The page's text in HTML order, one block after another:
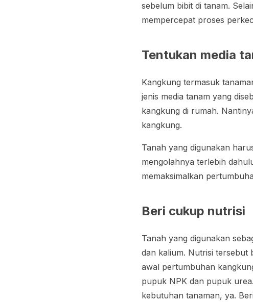
sebelum bibit di tanam.
mempercepat proses
Tentukan media
Kangkung termasuk
jenis media tanam yang
kangkung di rumah.
kangkung.
Tanah yang digunakan
mengolahnya terlebih
memaksimalkan
Beri cukup nutrisi
Tanah yang digunakan
dan kalium. Nutrisi tersebut
awal pertumbuhan
pupuk NPK dan pupuk
kebutuhan tanaman, ya.